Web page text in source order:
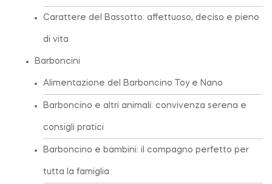
Carattere del Bassotto: affettuoso, deciso e pieno
di vita
Barboncini
Alimentazione del Barboncino Toy e Nano
Barboncino e altri animali: convivenza serena e
consigli pratici
Barboncino e bambini: il compagno perfetto per
tutta la famiglia